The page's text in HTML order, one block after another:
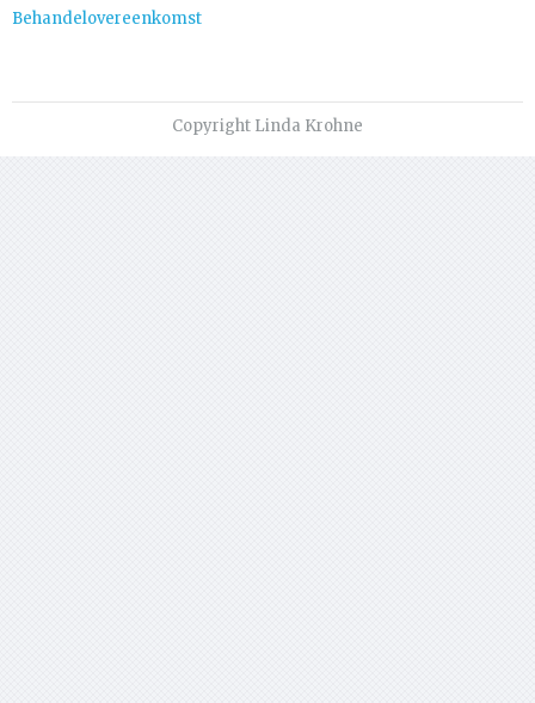
Behandelovereenkomst
Copyright Linda Krohne